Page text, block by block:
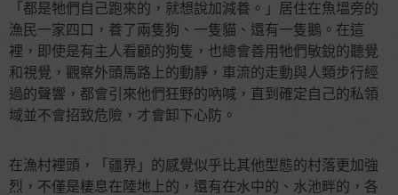
「都是牠們自己跑來的，就想說加減養。」居住在魚塭旁的
漁民⼀家四口，養了兩隻狗、⼀隻貓、還有⼀隻鵝。在這
裡，即使是有主⼈看顧的狗隻，也總會善⽤牠們敏銳的聽覺
和視覺，觀察外頭馬路上的動靜，車流的走動與⼈類步⾏經
過的聲響，都會引來他們狂野的吶喊，直到確定自己的私領
域並不會招致危險，才會卸下⼼防。
在漁村裡頭，「疆界」的感覺似乎比其他型態的村落更加強
烈，不僅是棲息在陸地上的，還有在水中的、水池畔的，各